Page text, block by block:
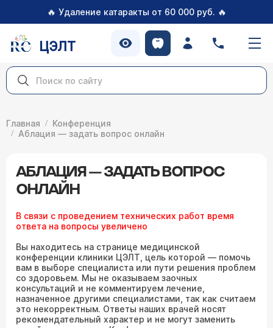
🔥 Удаление катаракты от 60 000 руб. 🔥
ЦЭЛТ
Главная
Конференция
Аблация — задать вопрос онлайн
АБЛАЦИЯ — ЗАДАТЬ ВОПРОС
ОНЛАЙН
В связи с проведением технических работ время
ответа на вопросы увеличено
Вы находитесь на странице медицинской
конференции клиники ЦЭЛТ, цель которой — помочь
вам в выборе специалиста или пути решения проблем
со здоровьем. Мы не оказываем заочных
консультаций и не комментируем лечение,
назначенное другими специалистами, так как считаем
это некорректным. Ответы наших врачей носят
рекомендательный характер и не могут заменить